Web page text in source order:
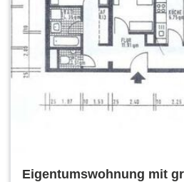
Eigentumswohnung mit